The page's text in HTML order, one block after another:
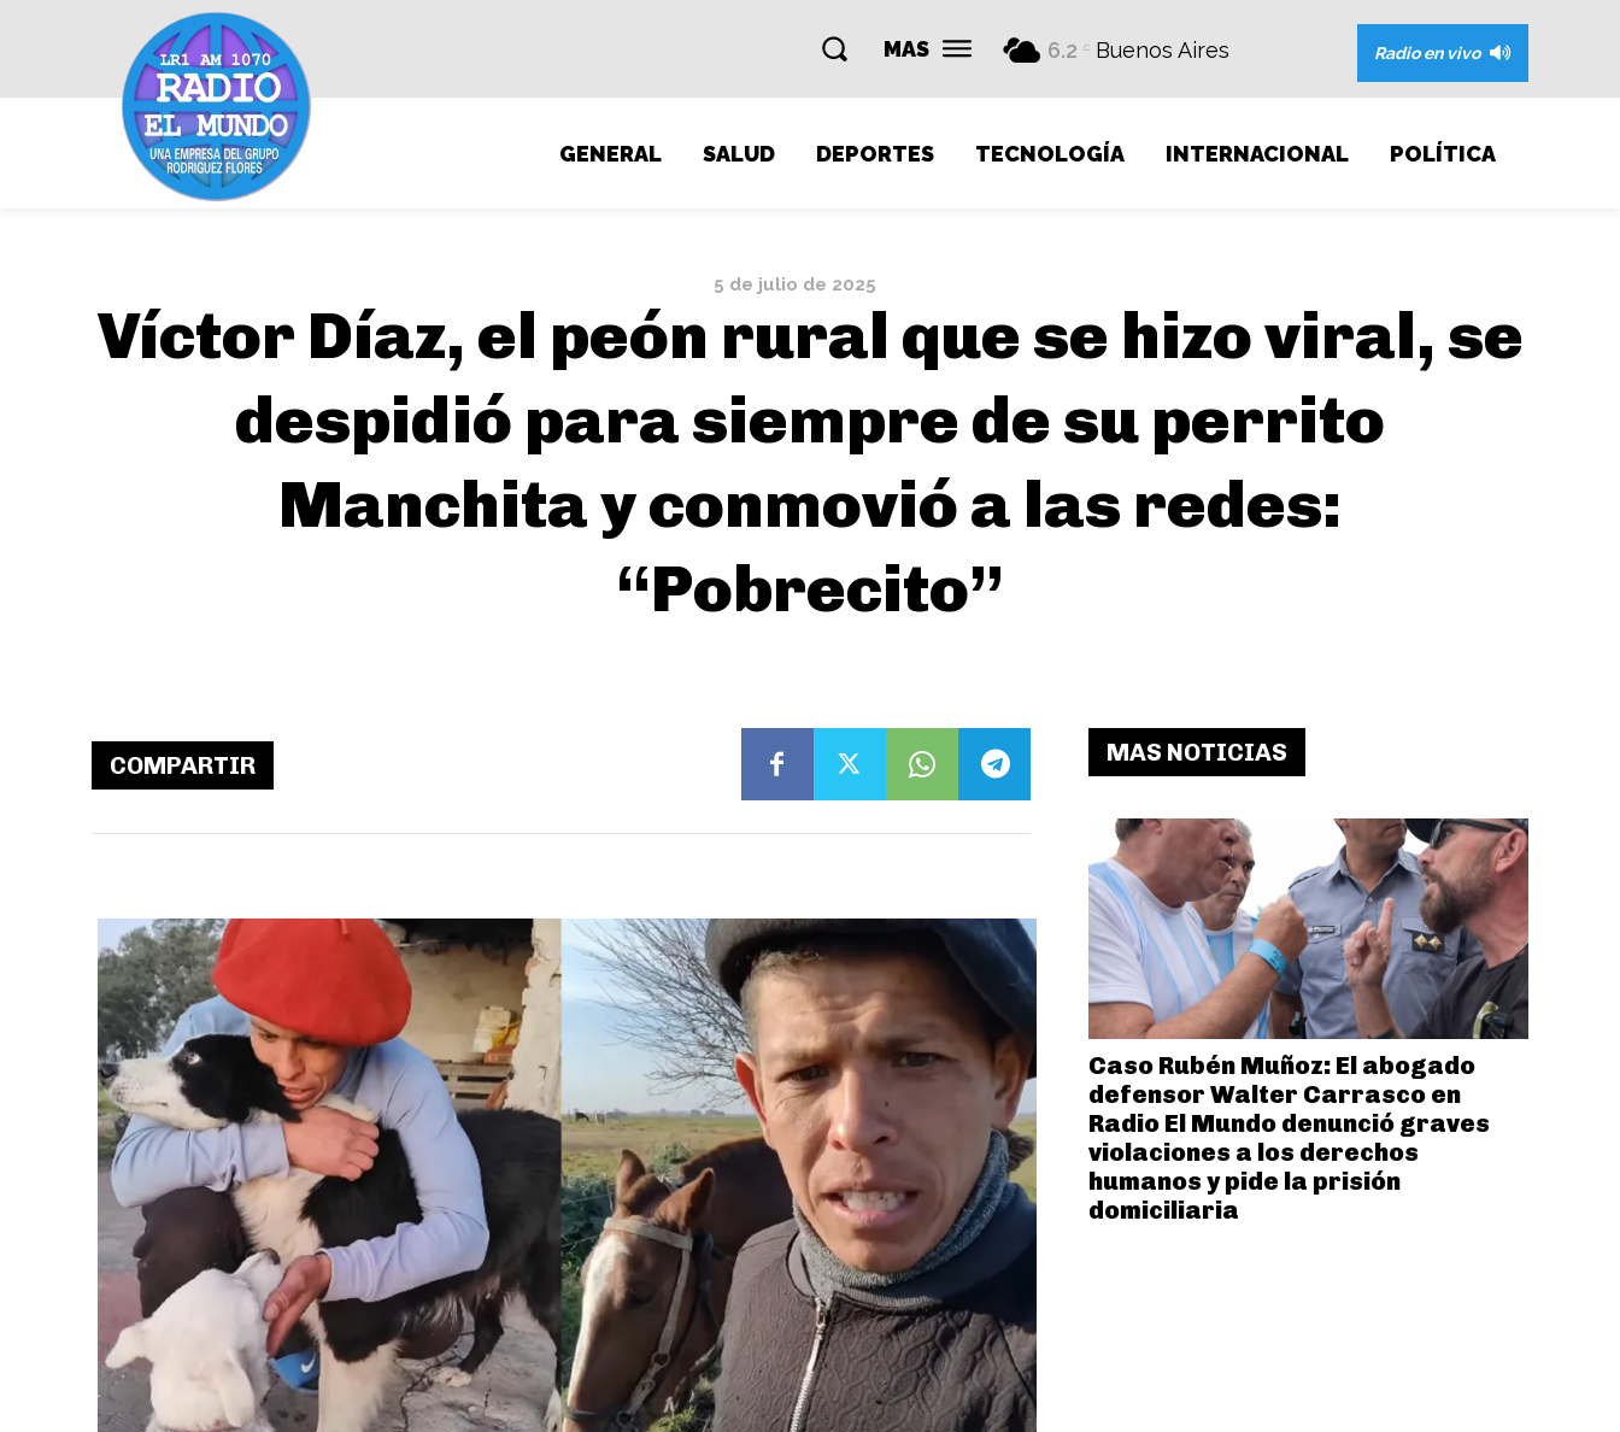
MAS 6.2 C Buenos Aires Radio en vivo
GENERAL SALUD DEPORTES TECNOLOGÍA INTERNACIONAL POLÍTICA
5 de julio de 2025
Víctor Díaz, el peón rural que se hizo viral, se
despidió para siempre de su perrito
Manchita y conmovió a las redes:
“Pobrecito”
COMPARTIR MAS NOTICIAS
Caso Rubén Muñoz: El abogado
defensor Walter Carrasco en
Radio El Mundo denunció graves
violaciones a los derechos
humanos y pide la prisión
domiciliaria